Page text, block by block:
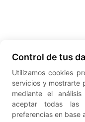
Control de tus
Utilizamos cookies
servicios y mostrarte
mediante el
aceptar todas las
preferencias en base